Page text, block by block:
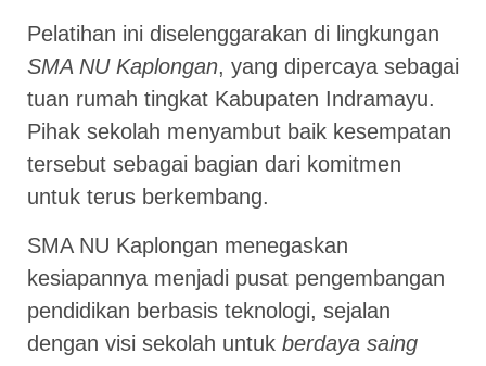
Pelatihan ini diselenggarakan di lingkungan
SMA NU Kaplongan, yang dipercaya sebagai
tuan rumah tingkat Kabupaten Indramayu.
Pihak sekolah menyambut baik kesempatan
tersebut sebagai bagian dari komitmen
untuk terus berkembang.
SMA NU Kaplongan menegaskan
kesiapannya menjadi pusat pengembangan
pendidikan berbasis teknologi, sejalan
dengan visi sekolah untuk berdaya saing